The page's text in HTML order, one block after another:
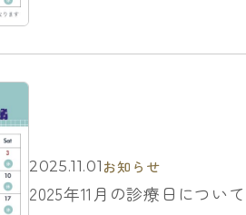
2025.11.01お知らせ
2025年11月の診療日について